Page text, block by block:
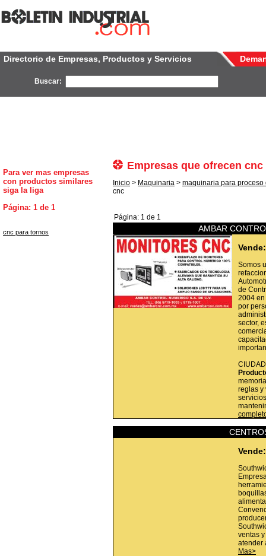
Directorio de Empresas, Productos y Servicios
Buscar:
Para ver mas empresas
con productos similares
siga la liga
Página: 1 de 1
cnc para tornos
Empresas que ofrecen cnc
Inicio > Maquinaria > maquinaria para proceso
cnc
Página: 1 de 1
AMBAR
Vende:
Somos
de
2004
por
sector,
reglas y
Vende:
ventas
atender
Mas>